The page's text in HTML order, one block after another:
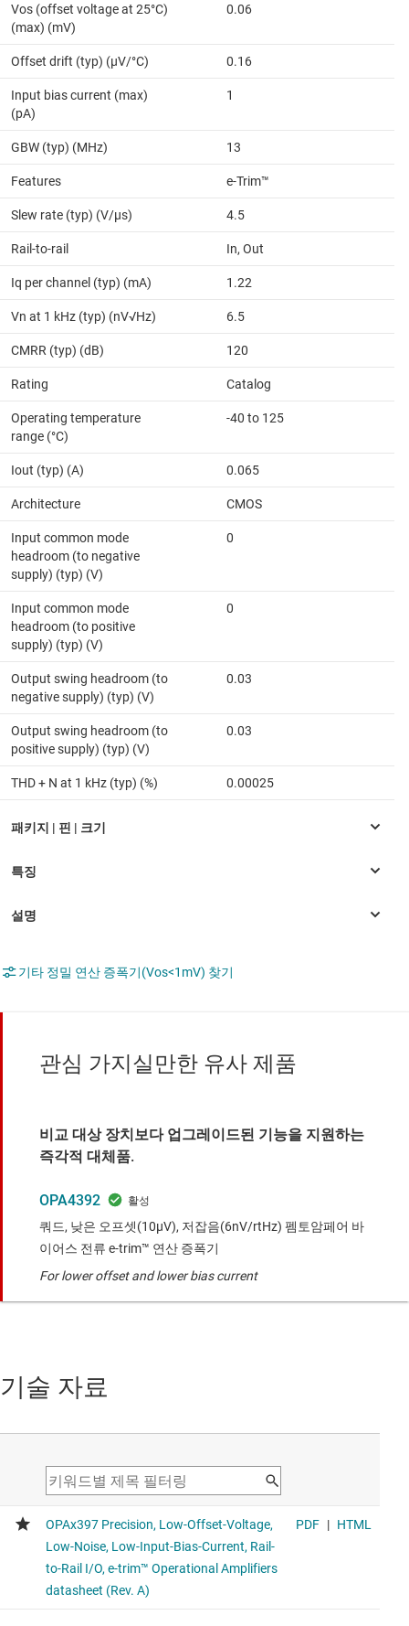
Vos (offset voltage at 25°C)
(max) (mV)
0.06
Offset drift (typ) (µV/°C) 0.16
Input bias current (max)
(pA)
1
GBW (typ) (MHz) 13
Features e-Trim™
Slew rate (typ) (V/µs) 4.5
Rail-to-rail In, Out
Iq per channel (typ) (mA) 1.22
Vn at 1 kHz (typ) (nV√Hz) 6.5
CMRR (typ) (dB) 120
Rating Catalog
Operating temperature
range (°C)
-40 to 125
Iout (typ) (A) 0.065
Architecture CMOS
Input common mode
headroom (to negative
supply) (typ) (V)
0
Input common mode
headroom (to positive
supply) (typ) (V)
0
Output swing headroom (to
negative supply) (typ) (V)
0.03
Output swing headroom (to
positive supply) (typ) (V)
0.03
THD + N at 1 kHz (typ) (%) 0.00025
기타 정밀 연산 증폭기(Vos<1mV) 찾기
관심 가지실만한 유사 제품
비교 대상 장치보다 업그레이드된 기능을 지원하는
즉각적 대체품.
OPA4392
쿼드, 낮은 오프셋(10μV), 저잡음(6nV/rtHz) 펨토암페어 바
이어스 전류 e-trim™ 연산 증폭기
For lower offset and lower bias current
기술 자료